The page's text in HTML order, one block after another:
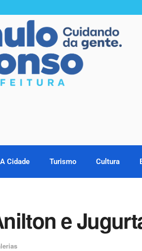
A Cidade Turismo Cultura
e